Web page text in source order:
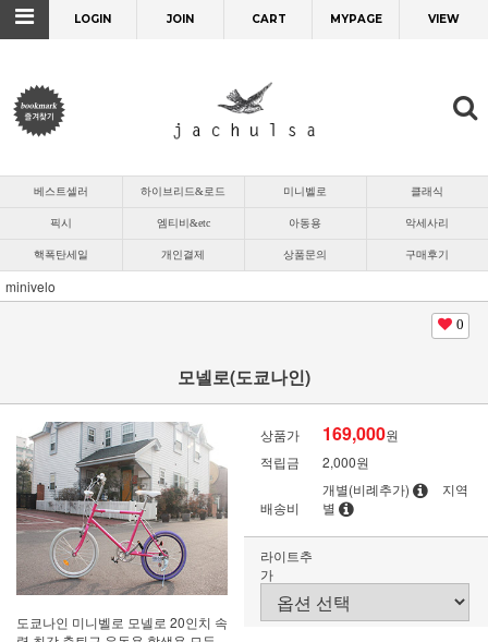
LOGIN JOIN CART MYPAGE VIEW
베스트셀러 하이브리드&로드 미니벨로 클래식
픽시 엠티비&etc 아동용 악세사리
핵폭탄세일 개인결제 상품문의 구매후기
minivelo
0
모넬로(도쿄나인)
도쿄나인 미니벨로 모넬로 20인치 속
상품가 169,000원
적립금
2,000원
배송비
개별(비례추가)
지역
별
라이트추
가